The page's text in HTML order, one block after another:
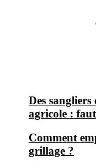
Des
agricole :
Comment
grillage ?